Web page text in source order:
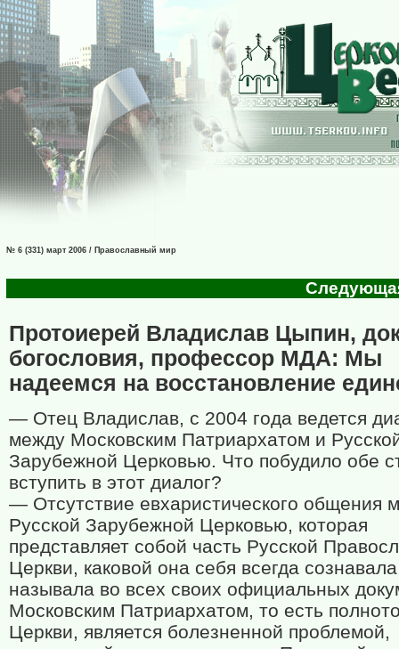
№ 6 (331) март 2006 / Православный мир
Протоиерей Владислав Цыпин,
богословия, профессор МДА: Мы
надеемся на восстановление
— Отец Владислав, с 2004 года ведется
между Московским Патриархатом и
Зарубежной Церковью. Что побудило обе
вступить в этот диалог?
— Отсутствие евхаристического общения
Русской Зарубежной Церковью, которая
представляет собой часть Русской
Церкви, каковой она себя всегда
называла во всех своих официальных
Московским Патриархатом, то есть
Церкви, является болезненной проблемой,